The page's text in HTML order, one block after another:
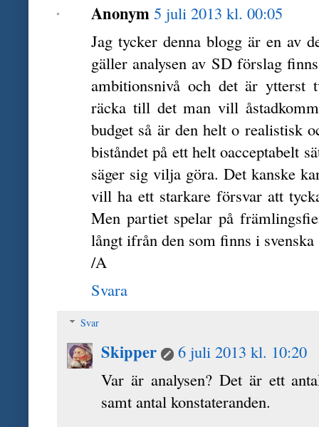
Anonym 5 juli 2013 kl. 00:05
Jag tycker denna blogg är en av
gäller analysen av SD förslag
ambitionsnivå och det är ytterst
räcka till det man vill
budget så är den helt o realistisk
biståndet på ett helt oacceptabelt
säger sig vilja göra. Det kanske
vill ha ett starkare försvar att
Men partiet spelar på
långt ifrån den som finns i
/A
Svara
Svar
Skipper
6 juli 2013 kl. 10:20
Var är analysen? Det är ett
samt antal konstateranden.